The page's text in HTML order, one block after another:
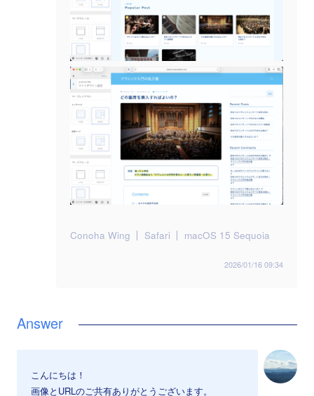
Conoha Wing Safari macOS 15 Sequoia
2026/01/16 09:34
こんにちは！
画像とURLのご共有ありがとうございます。